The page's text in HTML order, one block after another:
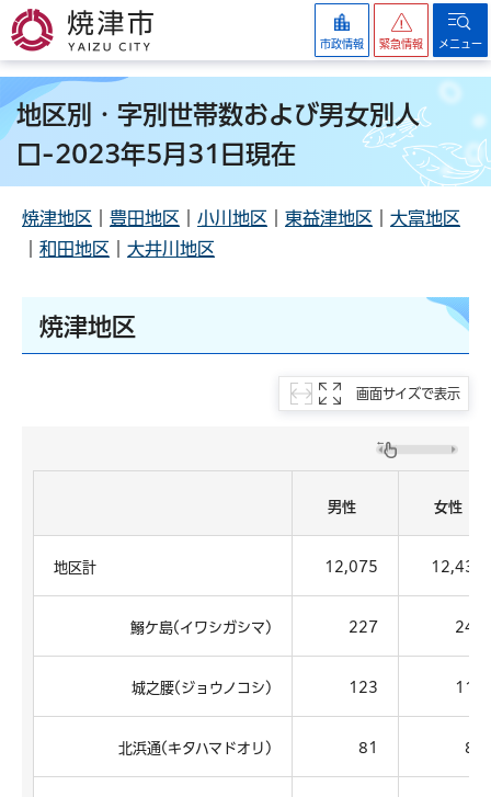
焼津市
市政情報 緊急情報 メニュー
地区別・字別世帯数および男女別人
口-2023年5月31日現在
焼津地区 豊田地区 小川地区 東益津地区
大富地区
和田地区 大井川地区
焼津地区
画面サイズで表示
男性 女性
地区計 12,075 12,437
鰯ケ島(イワシガシマ) 227 249
城之腰(ジョウノコシ) 123 111
北浜通(キタハマドオリ) 81 83